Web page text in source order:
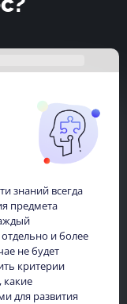
знаний всегда
предмета
и более
не будет
критерии
для развития